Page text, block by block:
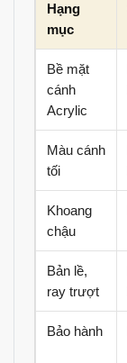
Hạng
mục
Bề mặt
cánh
Acrylic
Màu cánh
tối
Khoang
chậu
Bản lề,
ray trượt
Bảo hành